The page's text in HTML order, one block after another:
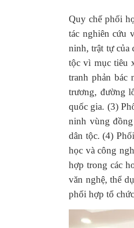
Quy chế phối
tác nghiên cứu
ninh, trật tự của
tộc vì mục tiêu
tranh phản bác
trương, đường
quốc gia. (3)
ninh vùng
dân tộc. (4)
học và công
hợp trong các
văn nghệ, thể
phối hợp tổ